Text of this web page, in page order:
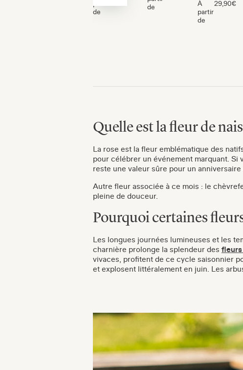
de
de
À
partir
de
29,90€
Quelle est la fleur de
La rose est la fleur emblématique des
pour célébrer un événement marquant. Si
reste une valeur sûre pour un anniversaire
Autre fleur associée à ce mois : le
pleine de douceur.
Pourquoi certaines
Les longues journées lumineuses et les
charnière prolonge la splendeur des fleurs
vivaces, profitent de ce cycle saisonnier
et explosent littéralement en juin. Les